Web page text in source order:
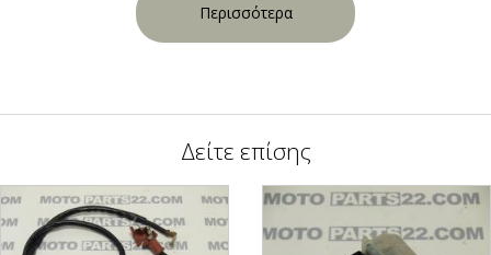
Περισσότερα
Δείτε επίσης